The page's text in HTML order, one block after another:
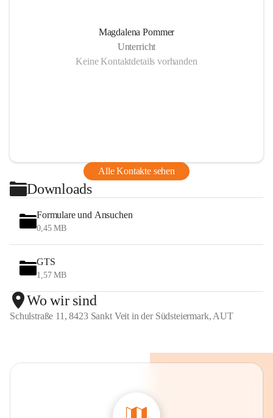
Magdalena Pommer
Unterricht
Keine Kontaktdetails vorhanden
Alle Kontakte sehen
Downloads
Formulare und Ansuchen
0,45 MB
GTS
1,57 MB
Wo wir sind
Schulstraße 11, 8423 Sankt Veit in der Südsteiermark, AUT